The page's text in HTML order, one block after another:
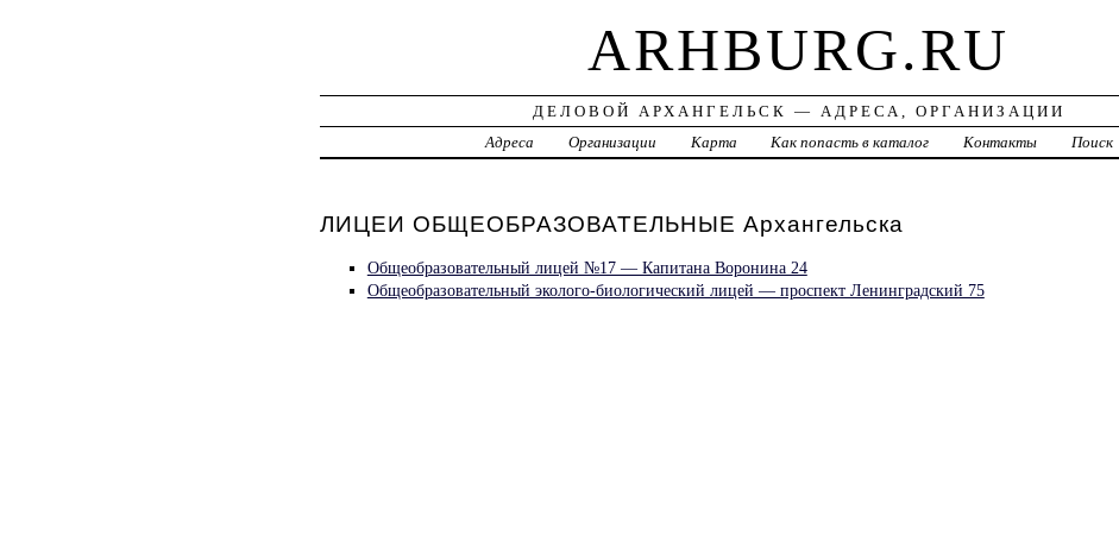
ARHBURG.RU
ДЕЛОВОЙ АРХАНГЕЛЬСК — АДРЕСА, ОРГАНИЗАЦИИ
Адреса
Организации Карта Как попасть в каталог Контакты Поиск
ЛИЦЕИ ОБЩЕОБРАЗОВАТЕЛЬНЫЕ Архангельска
Общеобразовательный лицей №17 — Капитана Воронина 24
Общеобразовательный эколого-биологический лицей — проспект Ленинградский 75